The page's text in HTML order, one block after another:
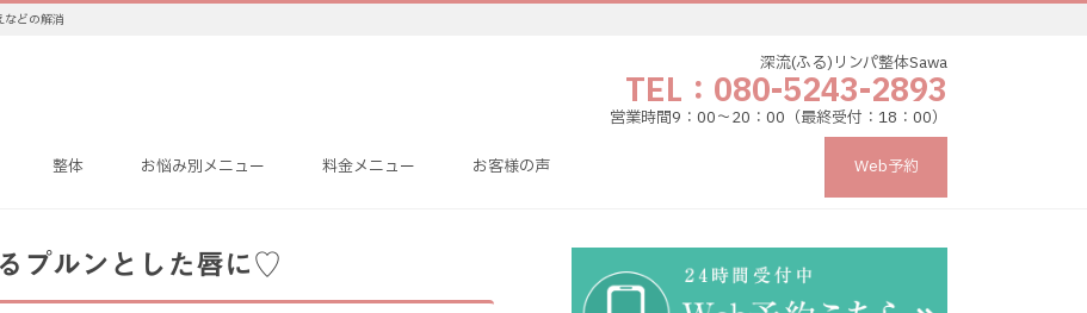
などの解消
深流(ふる)リンパ整体Sawa
TEL：080-5243-2893
営業時間9：00〜20：00（最終受付：18：00）
整体 お悩み別メニュー 料金メニュー お客様の声 Web予約
プルンとした唇に♡